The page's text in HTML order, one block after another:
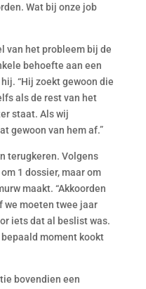
Wat bij onze job
van het probleem bij de
behoefte aan een
“Hij zoekt gewoon die
als de rest van het
staat. Als wij
gewoon van hem af.”
terugkeren. Volgens
1 dossier, maar om
maakt. “Akkoorden
we moeten twee jaar
iets dat al beslist was.
moment kookt
bovendien een